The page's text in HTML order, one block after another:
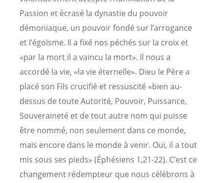
Passion et écrasé la dynastie du pouvoir
démoniaque, un pouvoir fondé sur l’arrogance
et l’égoïsme. Il a fixé nos péchés sur la croix et
«par la mort il a vaincu la mort». Il nous a
accordé la vie, «la vie éternelle». Dieu le Père a
placé son Fils crucifié et ressuscité «bien au-
dessus de toute Autorité, Pouvoir, Puissance,
Souveraineté et de tout autre nom qui puisse
être nommé, non seulement dans ce monde,
mais encore dans le monde à venir. Oui, il a tout
mis sous ses pieds» (Éphésiens 1,21-22). C’est ce
changement rédempteur que nous célébrons à